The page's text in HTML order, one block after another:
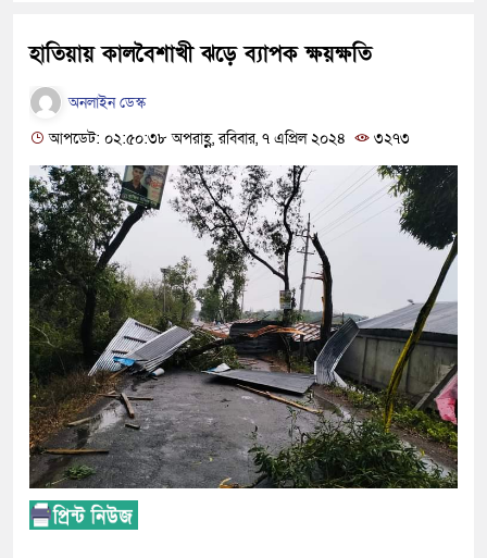
হাতিয়ায় কালবৈশাখী ঝড়ে ব্যাপক ক্ষয়ক্ষতি
অনলাইন ডেস্ক
আপডেট: ০২:৫০:৩৮ অপরাহ্ণ, রবিবার, ৭ এপ্রিল ২০২৪
৩২৭৩